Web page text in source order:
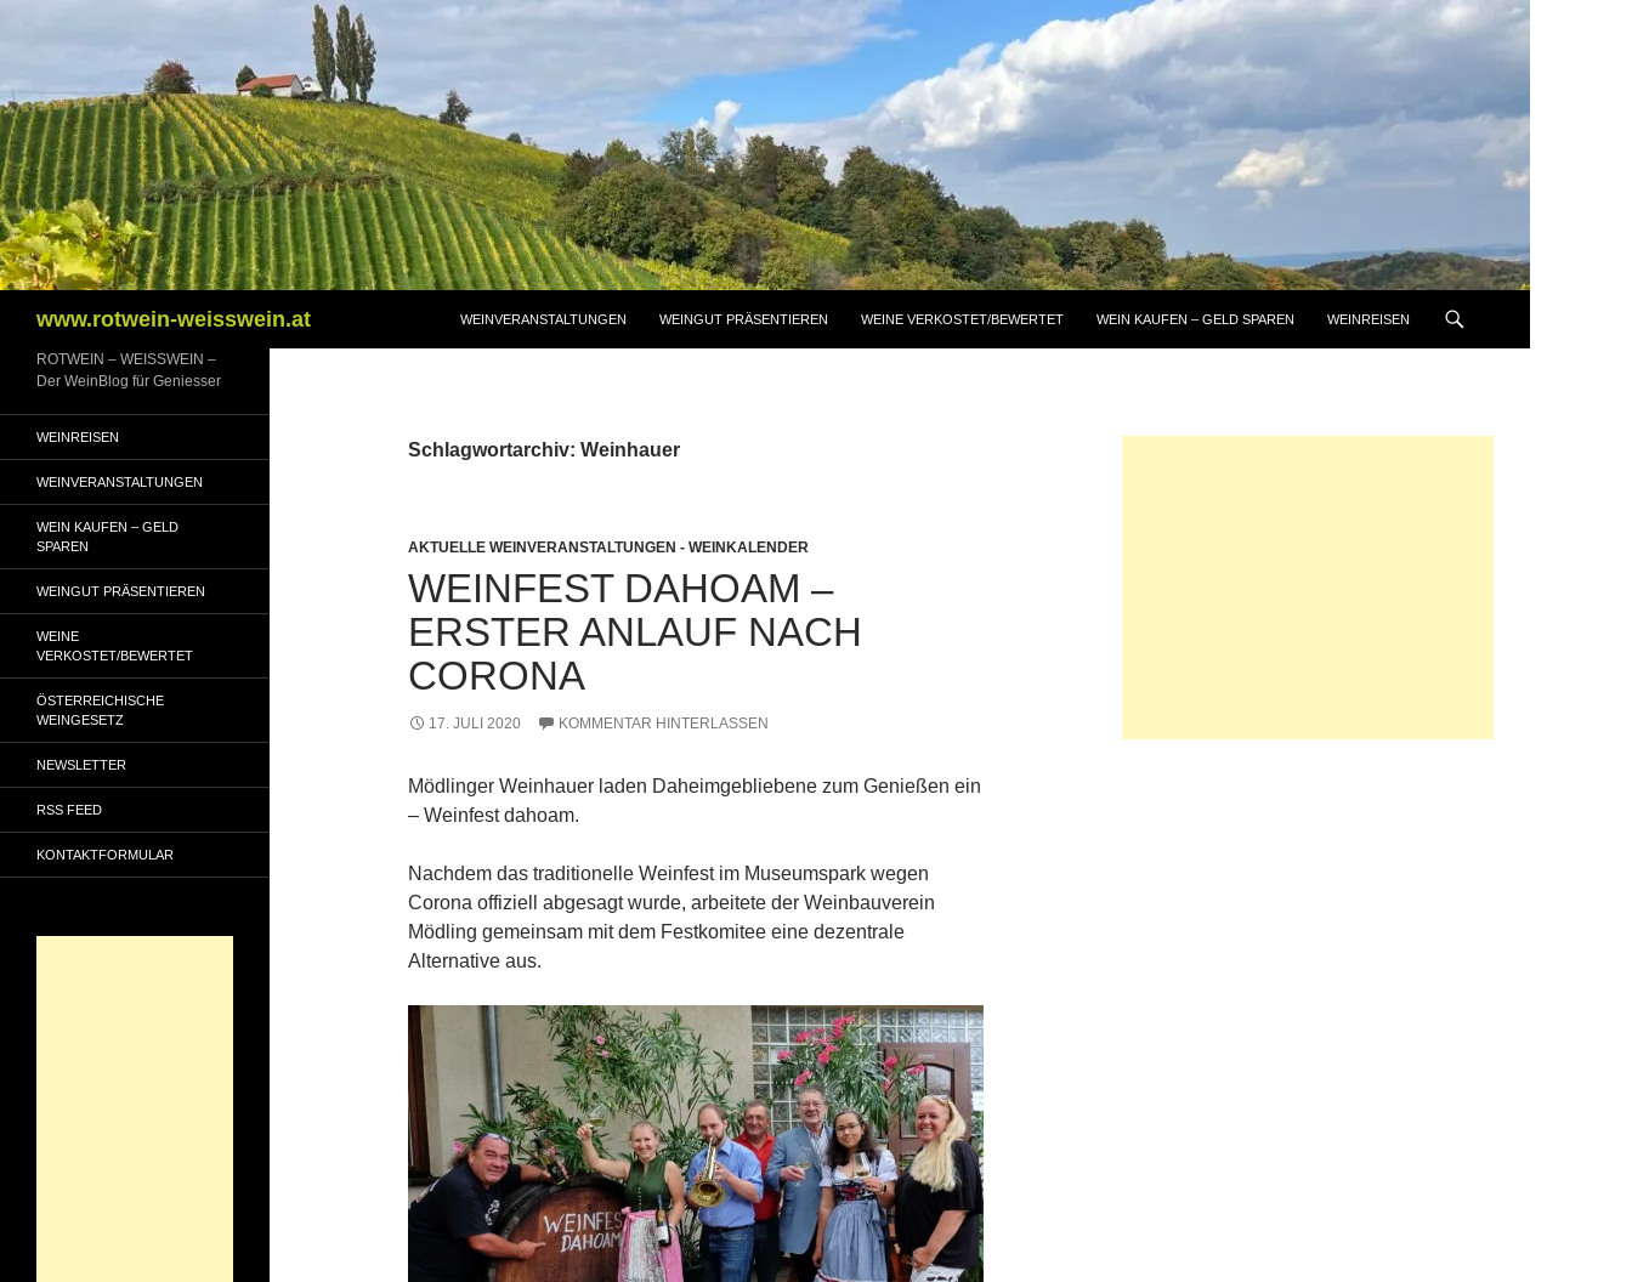
www.rotwein-weisswein.at WEINVERANSTALTUNGEN WEINGUT PRÄSENTIEREN WEINE VERKOSTET/BEWERTET WEIN KAUFEN – GELD SPAREN WEINREISEN
Schlagwortarchiv: Weinhauer
AKTUELLE WEINVERANSTALTUNGEN - WEINKALENDER
WEINFEST DAHOAM –
ERSTER ANLAUF NACH
CORONA
17. JULI 2020 KOMMENTAR HINTERLASSEN
Mödlinger Weinhauer laden Daheimgebliebene zum Genießen ein
– Weinfest dahoam.
Nachdem das traditionelle Weinfest im Museumspark wegen
Corona offiziell abgesagt wurde, arbeitete der Weinbauverein
Mödling gemeinsam mit dem Festkomitee eine dezentrale
Alternative aus.
ROTWEIN – WEISSWEIN –
Der WeinBlog für Geniesser
WEINREISEN
WEINVERANSTALTUNGEN
WEIN KAUFEN – GELD
SPAREN
WEINGUT PRÄSENTIEREN
WEINE
VERKOSTET/BEWERTET
ÖSTERREICHISCHE
WEINGESETZ
NEWSLETTER
RSS FEED
KONTAKTFORMULAR